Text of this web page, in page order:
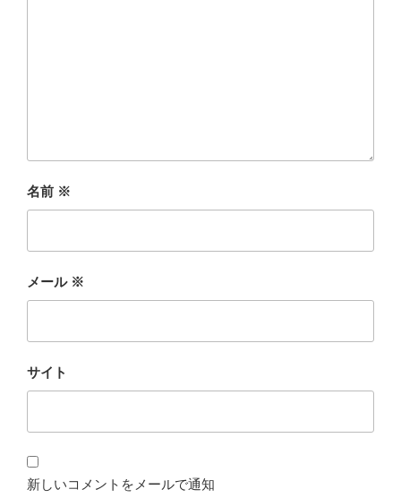
名前 ※
メール ※
サイト
新しいコメントをメールで通知